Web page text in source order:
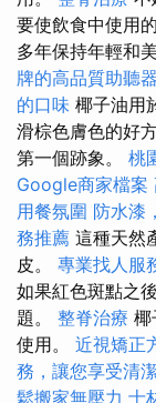
要使飲食中使用
多年保持年輕和
牌的高品質助聽器
的口味 椰子油用
滑棕色膚色的好
第一個跡象。 桃
Google商家檔案
用餐氛圍 防水漆
務推薦 這種天然
皮。 專業找人服
如果紅色斑點之
題。 整脊治療 椰
使用。 近視矯正
務，讓您享受清
鬆搬家無壓力 士